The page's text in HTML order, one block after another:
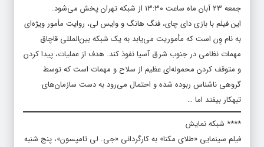
جمعه ۲۳ آبان ماه ساعت ۱۳:۳۰ از شبکه تهران پخش می‌شود.
این فیلم با بازی دای چای، فنگ هانگ و وایس لی، روایت مأمور ویژه‌ای
به نام وِن است که مأموریت می‌یابد به یک شبکه بین‌المللی قاچاق
مهمات نظامی در جنوب شرق آسیا نفوذ کند. هدف از عملیات، پیدا کردن
و متوقف کردن محموله‌ای عظیم از سلاح و مهمات است که توسط
گروهی ناشناس ربوده شده و احتمال می‌رود به دست سازمان‌های
تبهکار بیفتد اما …
**** شبکه نمایش
فیلم سینمایی «طلای مکنا» به کارگردانی «جی. لی تامپسون»، پنج شنبه